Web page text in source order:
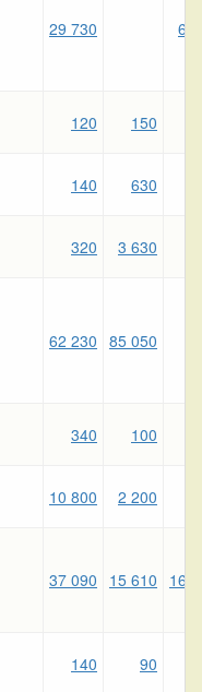
29 730 6
120 150
140 630
320 3 630
62 230 85 050
340 100
10 800 2 200
37 090 15 610 16
140 90